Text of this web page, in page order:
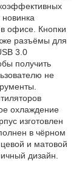
офисе. Кнопки
разъёмы для
3.0
получить
не
охлаждение
изготовлен
в чёрном
и матовой
дизайн.